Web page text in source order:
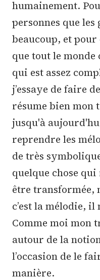
humainement.
personnes que les
beaucoup, et pour
que tout le monde
qui est assez
j’essaye de faire
résume bien mon
jusqu'à
reprendre les
de très
quelque chose
être transformée,
c’est la mélodie,
Comme moi mon
autour de la
l’occasion de le
manière.